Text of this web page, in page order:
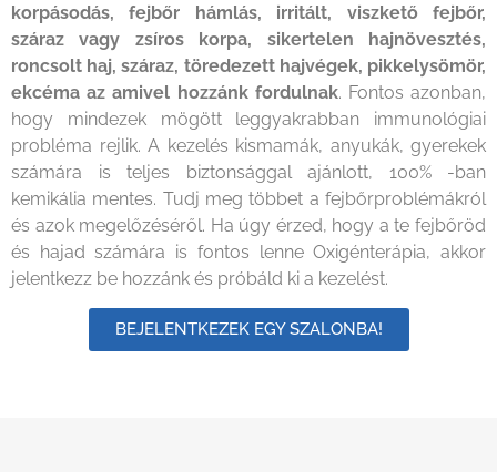
korpásodás, fejbőr hámlás, irritált, viszkető fejbőr,
száraz vagy zsíros korpa, sikertelen hajnövesztés,
roncsolt haj, száraz, töredezett hajvégek, pikkelysömör,
ekcéma az amivel hozzánk fordulnak. Fontos azonban,
hogy mindezek mögött leggyakrabban immunológiai
probléma rejlik. A kezelés kismamák, anyukák, gyerekek
számára is teljes biztonsággal ajánlott, 100% -ban
kemikália mentes. Tudj meg többet a fejbőrproblémákról
és azok megelőzéséről. Ha úgy érzed, hogy a te fejbőröd
és hajad számára is fontos lenne Oxigénterápia, akkor
jelentkezz be hozzánk és próbáld ki a kezelést.
BEJELENTKEZEK EGY SZALONBA!